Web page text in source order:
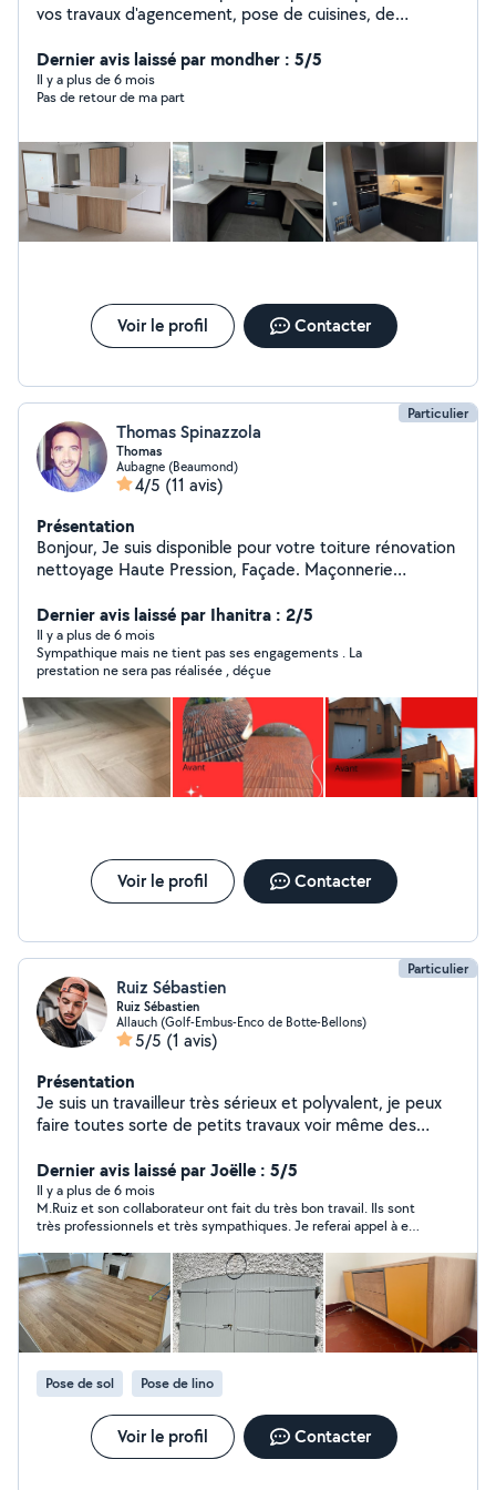
vos travaux d'agencement, pose de cuisines, de
la pose de cuisines en kit ou en caissons. Assurance
Dernier avis laissé par mondher : 5/5
Il y a plus de 6 mois
Pas de retour de ma part
Voir le profil Contacter
Particulier
Thomas Spinazzola
Thomas
Aubagne (Beaumond)
4/5 (11 avis)
Présentation
Bonjour, Je suis disponible pour votre toiture rénovation
nettoyage Haute Pression, Façade. Maçonnerie
Dernier avis laissé par Ihanitra : 2/5
Il y a plus de 6 mois
Sympathique mais ne tient pas ses engagements . La
prestation ne sera pas réalisée , déçue
Voir le profil Contacter
Particulier
Ruiz Sébastien
Ruiz Sébastien
Allauch (Golf-Embus-Enco de Botte-Bellons)
5/5 (1 avis)
Présentation
Je suis un travailleur très sérieux et polyvalent, je peux
faire toutes sorte de petits travaux voir même des
menuisier agenceur. Je travaille depuis 6 ans dans le
domaine de la menuiserie spécialisé dans le bois
particulièrement Je peux effectuer tout ouvrages à la
demande du client. Je peux aussi bien effectuer de
petit travaux( jardinages, entretenir vos extérieurs
,clôtures ,pose de cuisine, parquet, ect.. )
Dernier avis laissé par Joëlle : 5/5
Il y a plus de 6 mois
M.Ruiz et son collaborateur ont fait du très bon travail. Ils sont
très professionnels et très sympathiques. Je referai appel à eux
Pose de sol Pose de lino
Voir le profil Contacter